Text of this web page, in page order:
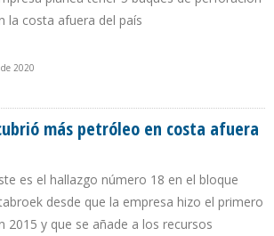
la costa afuera del país
2020
más petróleo en costa afuera
es el hallazgo número 18 en el bloque
desde que la empresa hizo el primero
2015 y que se añade a los recursos